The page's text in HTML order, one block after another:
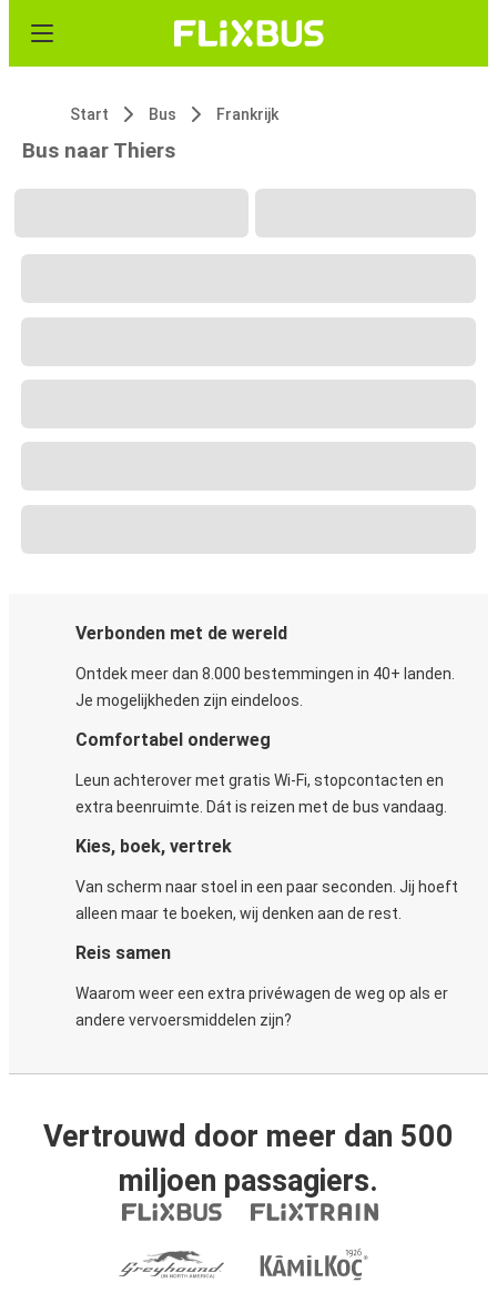
Start Bus Frankrijk
Bus naar Thiers
Verbonden met de wereld
Ontdek meer dan 8.000 bestemmingen in 40+ landen.
Je mogelijkheden zijn eindeloos.
Comfortabel onderweg
Leun achterover met gratis Wi-Fi, stopcontacten en
extra beenruimte. Dát is reizen met de bus vandaag.
Kies, boek, vertrek
Van scherm naar stoel in een paar seconden. Jij hoeft
alleen maar te boeken, wij denken aan de rest.
Reis samen
Waarom weer een extra privéwagen de weg op als er
andere vervoersmiddelen zijn?
Vertrouwd door meer dan 500
miljoen passagiers.